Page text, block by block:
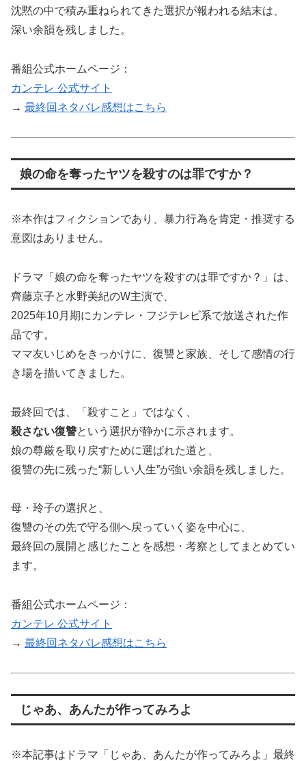
沈黙の中で積み重ねられてきた選択が報われる結末は、
深い余韻を残しました。
番組公式ホームページ：
カンテレ 公式サイト
→ 最終回ネタバレ感想はこちら
娘の命を奪ったヤツを殺すのは罪ですか？
※本作はフィクションであり、暴力行為を肯定・推奨する
意図はありません。
ドラマ「娘の命を奪ったヤツを殺すのは罪ですか？」は、
齊藤京子と水野美紀のW主演で、
2025年10月期にカンテレ・フジテレビ系で放送された作
品です。
ママ友いじめをきっかけに、復讐と家族、そして感情の行
き場を描いてきました。
最終回では、「殺すこと」ではなく、
殺さない復讐という選択が静かに示されます。
娘の尊厳を取り戻すために選ばれた道と、
復讐の先に残った“新しい人生”が強い余韻を残しました。
母・玲子の選択と、
復讐のその先で守る側へ戻っていく姿を中心に、
最終回の展開と感じたことを感想・考察としてまとめてい
ます。
番組公式ホームページ：
カンテレ 公式サイト
→ 最終回ネタバレ感想はこちら
じゃあ、あんたが作ってみろよ
※本記事はドラマ「じゃあ、あんたが作ってみろよ」最終